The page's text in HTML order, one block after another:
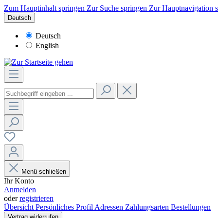
Zum Hauptinhalt springen Zur Suche springen Zur Hauptnavigation
Deutsch
Deutsch
English
Menü schließen
Ihr Konto
Anmelden
oderregistrieren
Übersicht Persönliches Profil Adressen Zahlungsarten Bestellungen